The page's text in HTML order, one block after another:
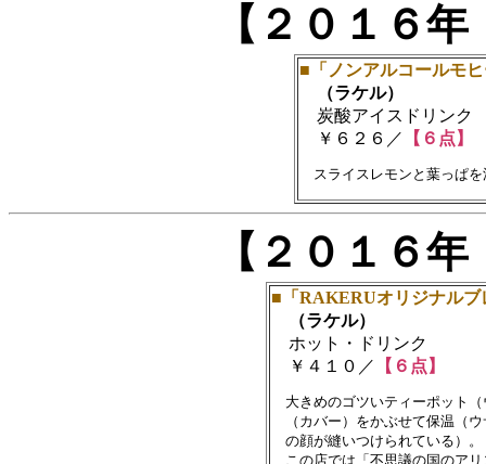
【２０１６
■「ノンアルコールモ
（ラケル）
炭酸アイスドリンク
￥６２６／ 【６点】
【２０１６
■「RAKERUオリジナルブ
（ラケル）
ホット・ドリンク
￥４１０／ 【６点】
大きめのゴツいティーポット
（カバー）をかぶせて保温（ウ
の顔が縫いつけられている）。
この店では「不思議の国のアリ